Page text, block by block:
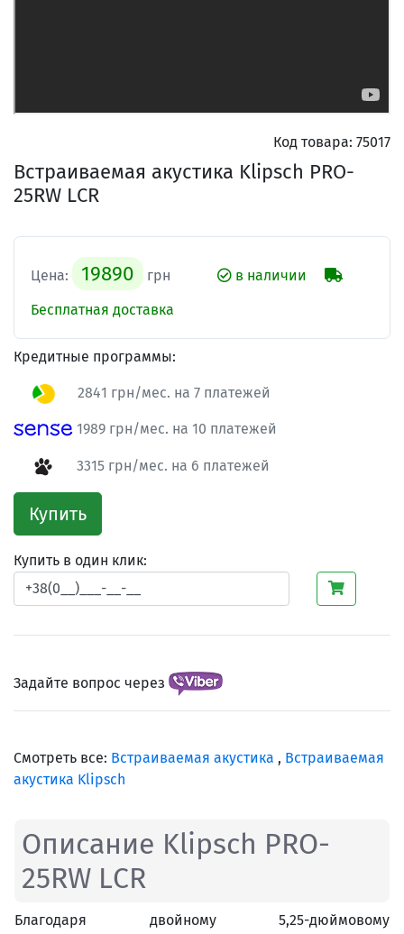
Код товара: 75017
Встраиваемая акустика Klipsch PRO-
25RW LCR
Цена: 19890 грн
в наличии
Бесплатная доставка
Кредитные программы:
2841 грн/мес. на 7 платежей
1989 грн/мес. на 10 платежей
3315 грн/мес. на 6 платежей
Купить
Купить в один клик:
Задайте вопрос через
Смотреть все: Встраиваемая акустика , Встраиваемая
акустика Klipsch
Описание Klipsch PRO-
25RW LCR
Благодаря двойному 5,25-дюймовому